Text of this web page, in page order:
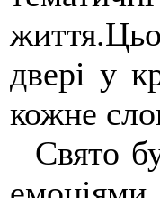
двері у
кожне
Свято